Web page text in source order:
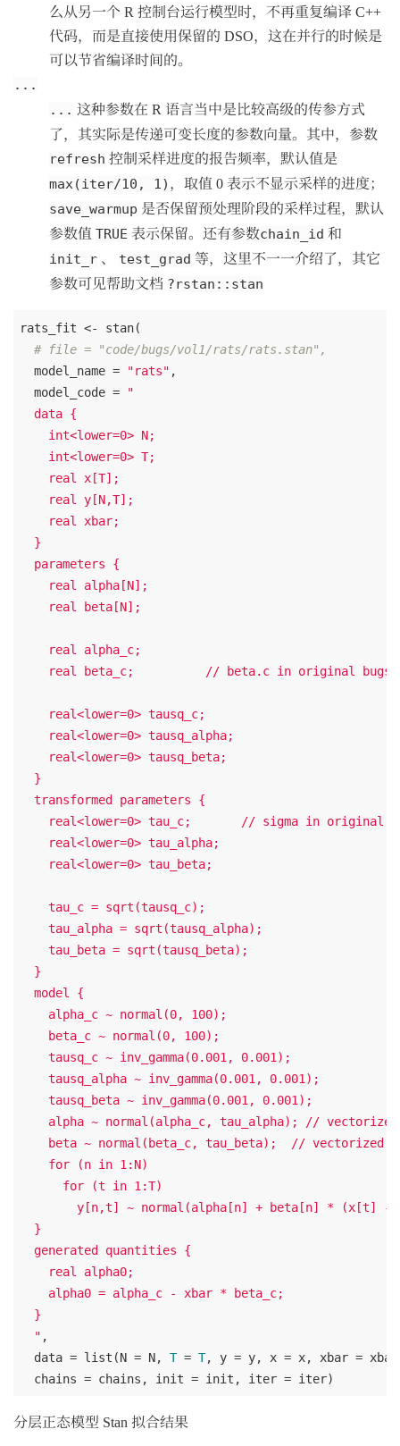
么从另一个 R 控制台运行模型时，不再重复编译 C++
代码，而是直接使用保留的 DSO，这在并行的时候是
可以节省编译时间的。
...
... 这种参数在 R 语言当中是比较高级的传参方式
了，其实际是传递可变长度的参数向量。其中，参数
refresh 控制采样进度的报告频率，默认值是
max(iter/10, 1) ，取值 0 表示不显示采样的进度；
save_warmup 是否保留预处理阶段的采样过程，默认
参数值 TRUE 表示保留。还有参数chain_id 和
init_r 、 test_grad 等，这里不一一介绍了，其它
参数可见帮助文档 ?rstan::stan
rats_fit <- stan(
# file = "code/bugs/vol1/rats/rats.stan",
  model_name =
"rats" ,
  model_code =
"
  data {
    int<lower=0> N;
    int<lower=0> T;
    real x[T];
    real y[N,T];
    real xbar;
  }
  parameters {
    real alpha[N];
    real beta[N];
    real alpha_c;
real beta_c;          // beta.c in original bugs
    real<lower=0> tausq_c;
    real<lower=0> tausq_alpha;
    real<lower=0> tausq_beta;
  }
  transformed parameters {
real<lower=0> tau_c;       // sigma in original
    real<lower=0> tau_alpha;
    real<lower=0> tau_beta;
    tau_c = sqrt(tausq_c);
    tau_alpha = sqrt(tausq_alpha);
    tau_beta = sqrt(tausq_beta);
  }
  model {
    alpha_c ~ normal(0, 100);
    beta_c ~ normal(0, 100);
    tausq_c ~ inv_gamma(0.001, 0.001);
    tausq_alpha ~ inv_gamma(0.001, 0.001);
    tausq_beta ~ inv_gamma(0.001, 0.001);
    alpha ~ normal(alpha_c, tau_alpha); // vectorized
    beta ~ normal(beta_c, tau_beta);  // vectorized
    for (n in 1:N)
      for (t in 1:T)
y[n,t] ~ normal(alpha[n] + beta[n] * (x[t] -
  }
  generated quantities {
    real alpha0;
    alpha0 = alpha_c - xbar * beta_c;
  }
  "
,
  data = list(N = N,
T = T, y = y, x = x, xbar =
分层正态模型 Stan 拟合结果